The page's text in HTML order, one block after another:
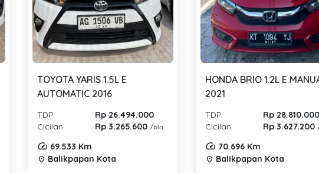
TOYOTA YARIS 1.5L E
AUTOMATIC 2016
TDP
Rp 26.494.000
Cicilan
Rp 3.265.600/bln
69.533 Km
location_on Balikpapan Kota
HONDA BRIO 1.2L E
2021
TDP
Rp 28.810.000
Cicilan
Rp 3.627.200
70.696 Km
location_on Balikpapan Kota